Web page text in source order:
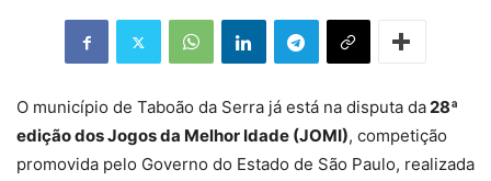
O município de Taboão da Serra já está na disputa da28ª
edição dos Jogos da Melhor Idade (JOMI), competição
promovida pelo Governo do Estado de São Paulo, realizada